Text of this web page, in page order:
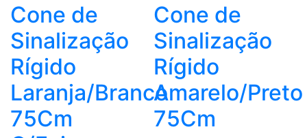
Cone de
Sinalização
Rígido
Laranja/Branco
75Cm
Cone de
Sinalização
Rígido
Amarelo/Preto
75Cm